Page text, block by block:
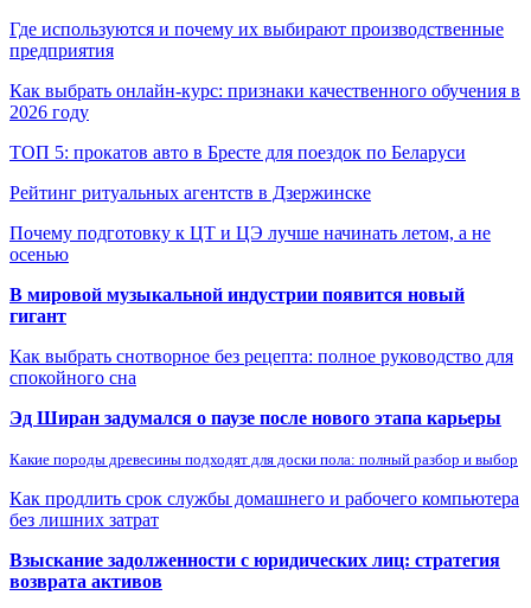
Где используются и почему их выбирают производственные
предприятия
Как выбрать онлайн-курс: признаки качественного обучения в
2026 году
ТОП 5: прокатов авто в Бресте для поездок по Беларуси
Рейтинг ритуальных агентств в Дзержинске
Почему подготовку к ЦТ и ЦЭ лучше начинать летом, а не
осенью
В мировой музыкальной индустрии появится новый
гигант
Как выбрать снотворное без рецепта: полное руководство для
спокойного сна
Эд Ширан задумался о паузе после нового этапа карьеры
Какие породы древесины подходят для доски пола: полный разбор и выбор
Как продлить срок службы домашнего и рабочего компьютера
без лишних затрат
Взыскание задолженности с юридических лиц: стратегия
возврата активов